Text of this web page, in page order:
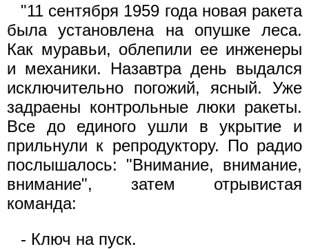
"11 сентября 1959 года новая ракета
была установлена на опушке леса.
Как муравьи, облепили ее инженеры
и механики. Назавтра день выдался
исключительно погожий, ясный. Уже
задраены контрольные люки ракеты.
Все до единого ушли в укрытие и
прильнули к репродуктору. По радио
послышалось: "Внимание, внимание,
внимание", затем отрывистая
команда:
- Ключ на пуск.